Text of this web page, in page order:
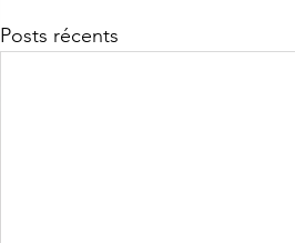
Posts récents